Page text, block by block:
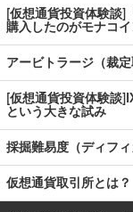
[仮想通貨投資体験談]
購入したのがモナコイ
アービトラージ（裁
[仮想通貨投資体験談
という大きな試み
採掘難易度（ディフ
仮想通貨取引所とは？